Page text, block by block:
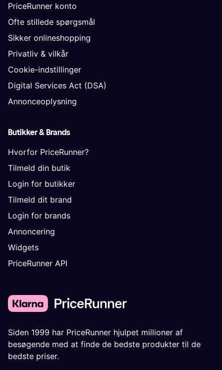
PriceRunner konto
Ofte stillede spørgsmål
Sikker onlineshopping
Privatliv & vilkår
Cookie-indstillinger
Digital Services Act (DSA)
Annonceoplysning
Butikker & Brands
Hvorfor PriceRunner?
Tilmeld din butik
Login for butikker
Tilmeld dit brand
Login for brands
Annoncering
Widgets
PriceRunner API
Siden 1999 har PriceRunner hjulpet millioner af
besøgende med at finde de bedste produkter til de
bedste priser.